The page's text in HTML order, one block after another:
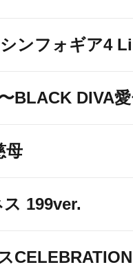
ンフォギア4
BLACK DIVA
母
199ver.
CELEBRATION